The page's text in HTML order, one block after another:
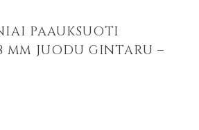
PAAUKSUOTI
MM JUODU GINTARU –